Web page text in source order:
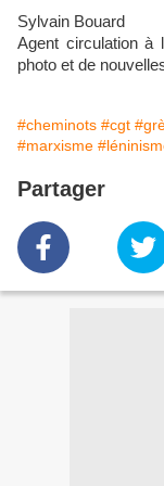
Sylvain Bouard
Agent circulation à
photo et de
#cheminots #cgt
#marxisme
Partager